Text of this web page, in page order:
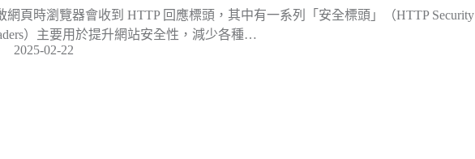
網頁時瀏覽器會收到 HTTP 回應標頭，其中有一系列「安全標頭」（HTTP Security
）主要用於提升網站安全性，減少各種…
2025-02-22